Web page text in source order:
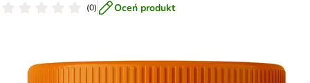
(0) Oceń produkt